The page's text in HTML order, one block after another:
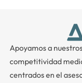
Apoyamos a
competitividad
centrados en el